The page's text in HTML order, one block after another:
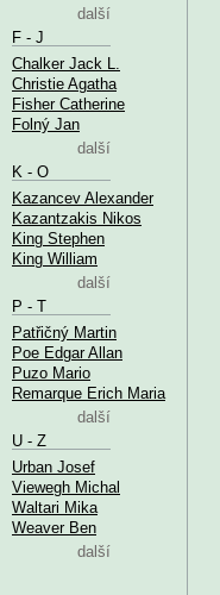
další
F - J
Chalker Jack L.
Christie Agatha
Fisher Catherine
Folný Jan
další
K - O
Kazancev Alexander
Kazantzakis Nikos
King Stephen
King William
další
P - T
Patřičný Martin
Poe Edgar Allan
Puzo Mario
Remarque Erich Maria
další
U - Z
Urban Josef
Viewegh Michal
Waltari Mika
Weaver Ben
další